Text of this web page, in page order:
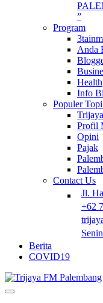
”
Program
Anda
Info
Populer
Profil
Opini
Pajak
Contact Us
Jl.
+62
Berita
COVID19